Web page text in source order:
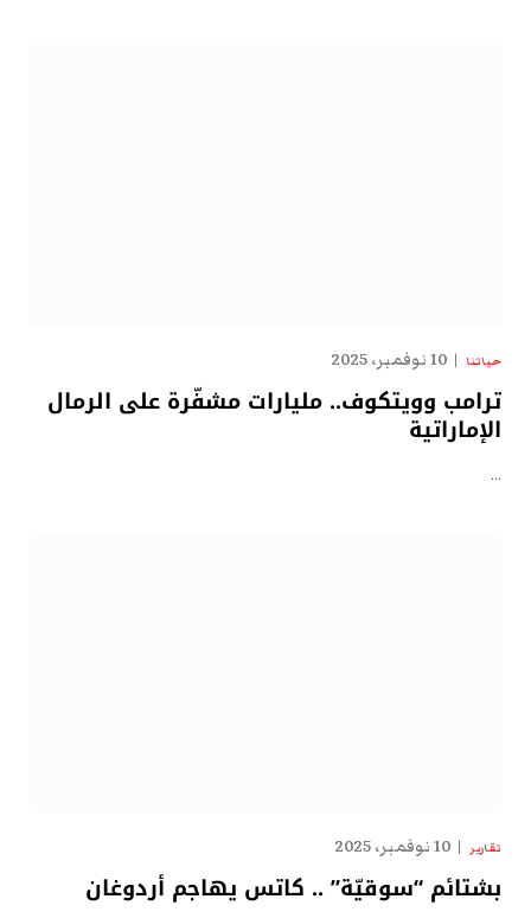
حياتنا 10 نوفمبر، 2025
ترامب وويتكوف.. مليارات مشفّرة على الرمال
الإماراتية
…
تقارير 10 نوفمبر، 2025
بشتائم “سوقيّة” .. كاتس يهاجم أردوغان